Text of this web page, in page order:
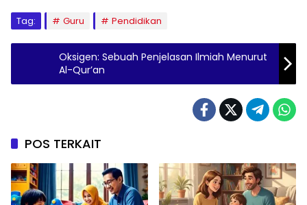
Tag: Guru Pendidikan
Oksigen: Sebuah Penjelasan Ilmiah Menurut
Al-Qur’an
POS TERKAIT